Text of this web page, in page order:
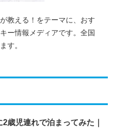
教える！をテーマに、おす
ー情報メディアです。全国
す。
2歳児連れで泊まってみた｜